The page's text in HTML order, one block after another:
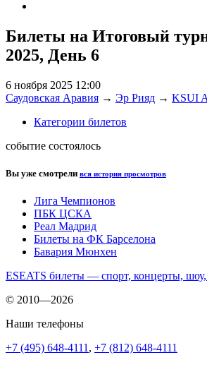
Билеты на Итоговый
2025, День 6
6 ноября 2025 12:00
Саудовская Аравия → Эр Рияд → KSUI
Категории билетов
событие состоялось
Вы уже смотрели вся история просмотров
Лига Чемпионов
ПБК ЦСКА
Реал Мадрид
Билеты на ФК Барселона
Бавария Мюнхен
ESEATS билеты — спорт, концерты, шоу,
© 2010—2026
Наши телефоны
+7 (495) 648-4111 , +7 (812) 648-4111